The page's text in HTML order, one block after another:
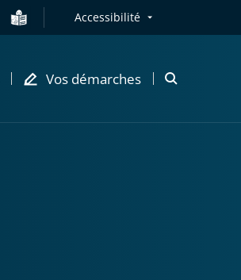
Accessibilité
Vos démarches
Ouvrir